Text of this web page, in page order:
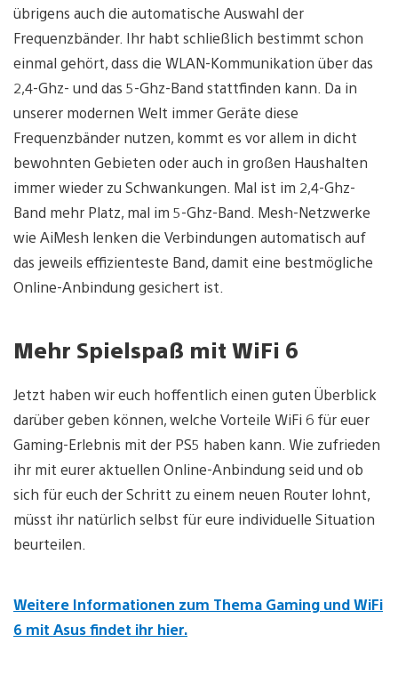
übrigens auch die automatische Auswahl der
Frequenzbänder. Ihr habt schließlich bestimmt schon
einmal gehört, dass die WLAN-Kommunikation über das
2,4-Ghz- und das 5-Ghz-Band stattfinden kann. Da in
unserer modernen Welt immer Geräte diese
Frequenzbänder nutzen, kommt es vor allem in dicht
bewohnten Gebieten oder auch in großen Haushalten
immer wieder zu Schwankungen. Mal ist im 2,4-Ghz-
Band mehr Platz, mal im 5-Ghz-Band. Mesh-Netzwerke
wie AiMesh lenken die Verbindungen automatisch auf
das jeweils effizienteste Band, damit eine bestmögliche
Online-Anbindung gesichert ist.
Mehr Spielspaß mit WiFi 6
Jetzt haben wir euch hoffentlich einen guten Überblick
darüber geben können, welche Vorteile WiFi 6 für euer
Gaming-Erlebnis mit der PS5 haben kann. Wie zufrieden
ihr mit eurer aktuellen Online-Anbindung seid und ob
sich für euch der Schritt zu einem neuen Router lohnt,
müsst ihr natürlich selbst für eure individuelle Situation
beurteilen.
Weitere Informationen zum Thema Gaming und WiFi
6 mit Asus findet ihr hier.